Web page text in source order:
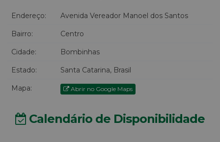
Endereço: Avenida Vereador Manoel dos Santos
Bairro: Centro
Cidade: Bombinhas
Estado: Santa Catarina, Brasil
Mapa: Abrir no Google Maps
Calendário de Disponibilidade